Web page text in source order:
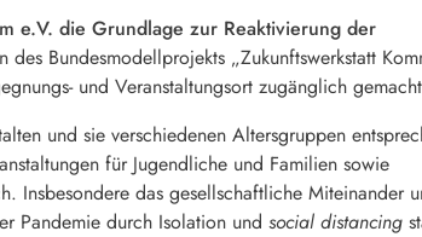
e.V. die Grundlage zur Reaktivierung der
des Bundesmodellprojekts „Zukunftswerkstatt
und Veranstaltungsort zugänglich
und sie verschiedenen Altersgruppen
für Jugendliche und Familien sowie
Insbesondere das gesellschaftliche Miteinander
Pandemie durch Isolation und social distancing